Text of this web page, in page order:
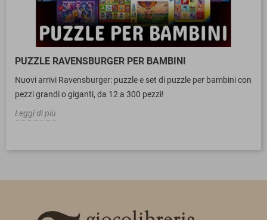
PUZZLE RAVENSBURGER PER BAMBINI
Nuovi arrivi Ravensburger: puzzle e set di puzzle per bambini con
pezzi grandi o giganti, da 12 a 300 pezzi!
Leggi di più